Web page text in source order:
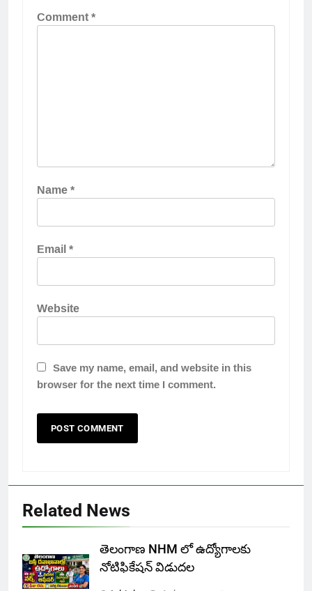
Comment*
Name*
Email*
Website
Save my name, email, and website in this
browser for the next time I comment.
Related News
తెలంగాణ NHM లో ఉద్యోగాలకు
నోటిఫికేషన్ విడుదల